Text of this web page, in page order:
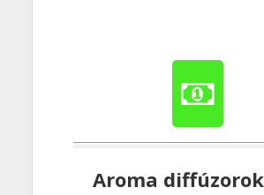
Aroma